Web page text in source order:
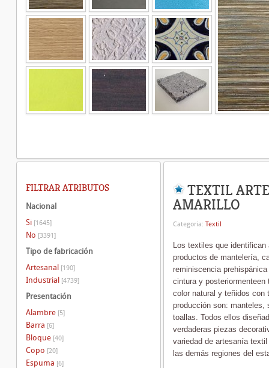
TEXTIL
AMARILLO
Categoría: Textil
Los textiles que
productos de mantelería,
reminiscencia
cintura y posteriormenteen
color natural y teñidos
producción son:
toallas. Todos ellos
verdaderas piezas
variedad de artesanía
las demás regiones del
FILTRAR ATRIBUTOS
Nacional
Si [1645]
No [3391]
Tipo de fabricación
Artesanal [190]
Industrial [4739]
Presentación
Alambre [5]
Barra [6]
Bloque [40]
Copo [20]
Espuma [6]